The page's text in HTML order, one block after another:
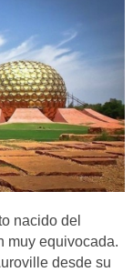
nacido del
muy equivocada.
desde su